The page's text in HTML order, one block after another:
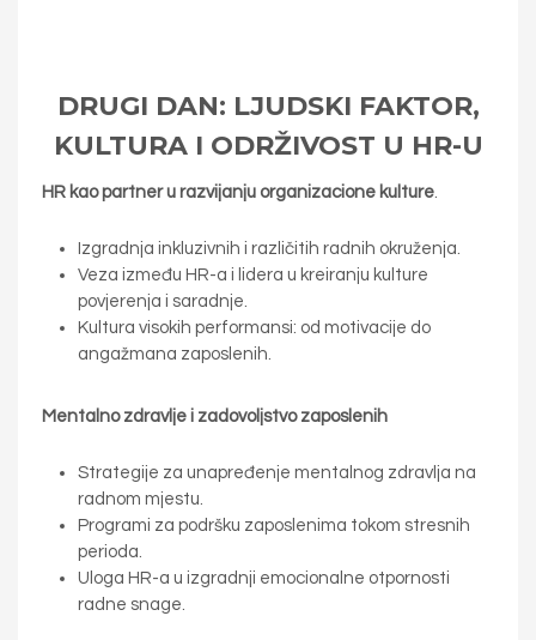
DRUGI DAN: LJUDSKI FAKTOR,
KULTURA I ODRŽIVOST U HR-U
HR kao partner u razvijanju organizacione kulture.
Izgradnja inkluzivnih i različitih radnih okruženja.
Veza između HR-a i lidera u kreiranju kulture
povjerenja i saradnje.
Kultura visokih performansi: od motivacije do
angažmana zaposlenih.
Mentalno zdravlje i zadovoljstvo zaposlenih
Strategije za unapređenje mentalnog zdravlja na
radnom mjestu.
Programi za podršku zaposlenima tokom stresnih
perioda.
Uloga HR-a u izgradnji emocionalne otpornosti
radne snage.